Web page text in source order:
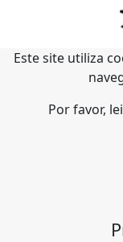
Este site utiliza
Por favor,